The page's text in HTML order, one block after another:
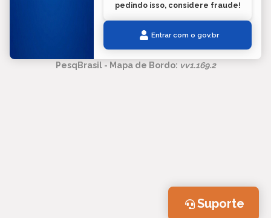
pedindo isso, considere fraude!
Entrar com o gov.br
PesqBrasil - Mapa de Bordo: vv1.169.2
Suporte